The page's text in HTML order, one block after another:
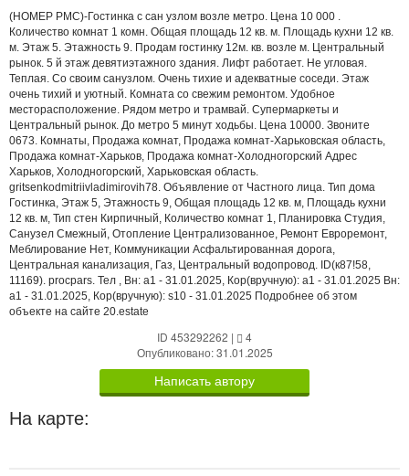
(НОМЕР PMC)-Гостинка с сан узлом возле метро. Цена 10 000 .
Количество комнат 1 комн. Общая площадь 12 кв. м. Площадь кухни 12 кв.
м. Этаж 5. Этажность 9. Продам гостинку 12м. кв. возле м. Центральный
рынок. 5 й этаж девятиэтажного здания. Лифт работает. Не угловая.
Теплая. Со своим санузлом. Очень тихие и адекватные соседи. Этаж
очень тихий и уютный. Комната со свежим ремонтом. Удобное
месторасположение. Рядом метро и трамвай. Супермаркеты и
Центральный рынок. До метро 5 минут ходьбы. Цена 10000. Звоните
0673. Комнаты, Продажа комнат, Продажа комнат-Харьковская область,
Продажа комнат-Харьков, Продажа комнат-Холодногорский Адрес
Харьков, Холодногорский, Харьковская область.
gritsenkodmitriivladimirovih78. Объявление от Частного лица. Тип дома
Гостинка, Этаж 5, Этажность 9, Общая площадь 12 кв. м, Площадь кухни
12 кв. м, Тип стен Кирпичный, Количество комнат 1, Планировка Студия,
Санузел Смежный, Отопление Централизованное, Ремонт Евроремонт,
Меблирование Нет, Коммуникации Асфальтированная дорога,
Центральная канализация, Газ, Центральный водопровод. ID(к87!58,
11169). procpars. Тел , Вн: a1 - 31.01.2025, Кор(вручную): a1 - 31.01.2025 Вн:
a1 - 31.01.2025, Кор(вручную): s10 - 31.01.2025 Подробнее об этом
объекте на сайте 20.estate
ID 453292262 |
4
Опубликовано: 31.01.2025
Написать автору
На карте: